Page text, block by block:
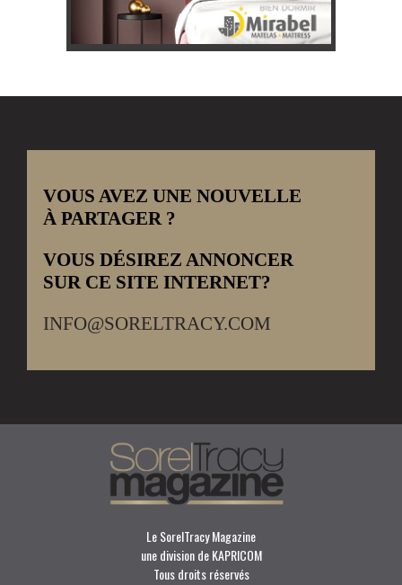
VOUS AVEZ UNE NOUVELLE
À PARTAGER ?
VOUS DÉSIREZ ANNONCER
SUR CE SITE INTERNET?
INFO@SORELTRACY.COM
Le SorelTracy Magazine
une division de KAPRICOM
Tous droits réservés